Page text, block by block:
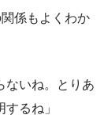
係もよくわか
ないね。とりあ
るね」